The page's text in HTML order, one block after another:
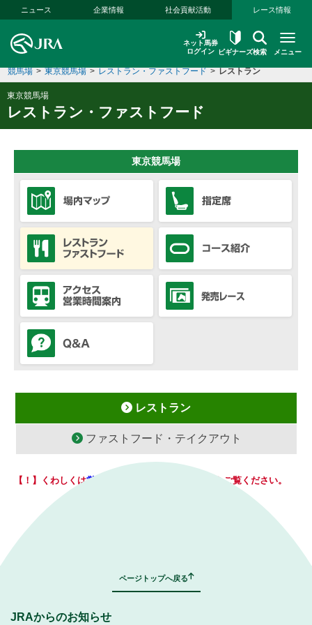
本文へ移動する
ニュース 企業情報 社会貢献活動 レース情報
ネット馬券
ログイン
ビギナーズ検索 メニュー
競馬場 > 東京競馬場 > レストラン・ファストフード > レストラン
東京競馬場
レストラン・ファストフード
東京競馬場
レストラン
ファストフード・テイクアウト
【！】くわしくは営業店舗一覧（PDF 1,323KB） をご覧ください。
ページトップへ戻る
JRAからのお知らせ